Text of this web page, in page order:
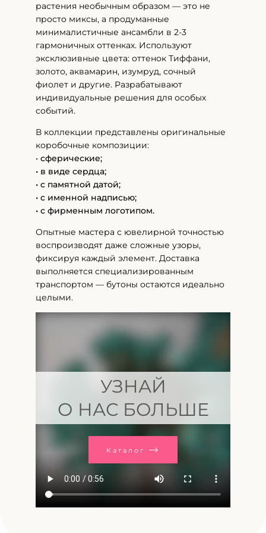
растения необычным образом — это не
просто миксы, а продуманные
минималистичные ансамбли в 2-3
гармоничных оттенках. Используют
эксклюзивные цвета: оттенок Тиффани,
золото, аквамарин, изумруд, сочный
фиолет и другие. Разрабатывают
индивидуальные решения для особых
событий.
В коллекции представлены оригинальные
коробочные композиции:
• сферические;
• в виде сердца;
• с памятной датой;
• с именной надписью;
• с фирменным логотипом.
Опытные мастера с ювелирной точностью
воспроизводят даже сложные узоры,
фиксируя каждый элемент. Доставка
выполняется специализированным
транспортом — бутоны остаются идеально
целыми.
УЗНАЙ
О НАС БОЛЬШЕ
Каталог